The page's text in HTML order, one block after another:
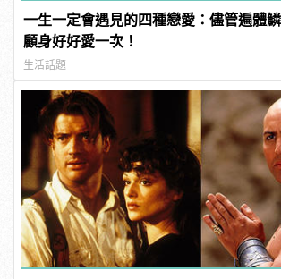
一生一定會遇見的四種戀愛：儘管遍體
顧身好好愛一次！
生活話題